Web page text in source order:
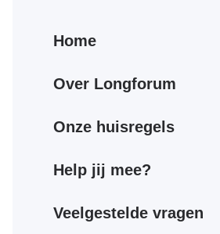
Primair
menu
Home
Over Longforum
Onze huisregels
Help jij mee?
Veelgestelde vragen